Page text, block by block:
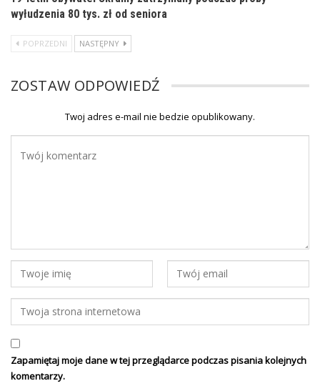
wyłudzenia 80 tys. zł od seniora
POPRZEDNI NASTĘPNY
ZOSTAW ODPOWIEDŹ
Twoj adres e-mail nie bedzie opublikowany.
Zapamiętaj moje dane w tej przeglądarce podczas pisania kolejnych
komentarzy.